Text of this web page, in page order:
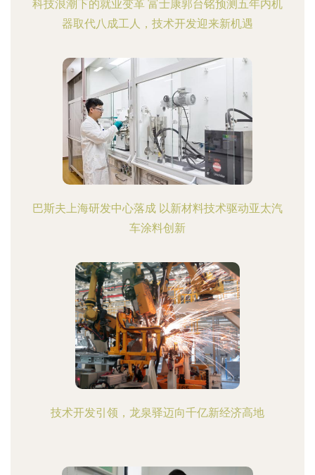
科技浪潮下的就业变革 富士康郭台铭预测五年内机
器取代八成工人，技术开发迎来新机遇
巴斯夫上海研发中心落成 以新材料技术驱动亚太汽
车涂料创新
技术开发引领，龙泉驿迈向千亿新经济高地